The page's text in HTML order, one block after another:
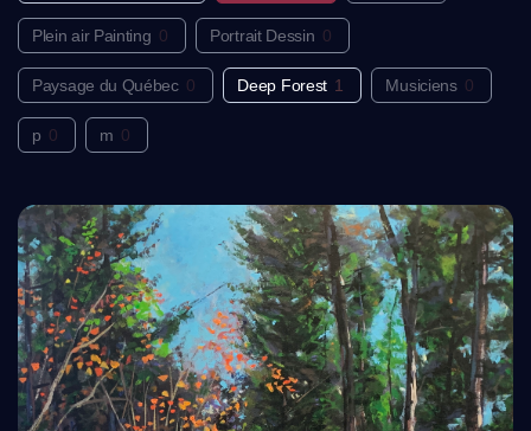
Plein air Painting 0 Portrait Dessin 0
Paysage du Québec 0 Deep Forest 1 Musiciens 0
p 0 m 0